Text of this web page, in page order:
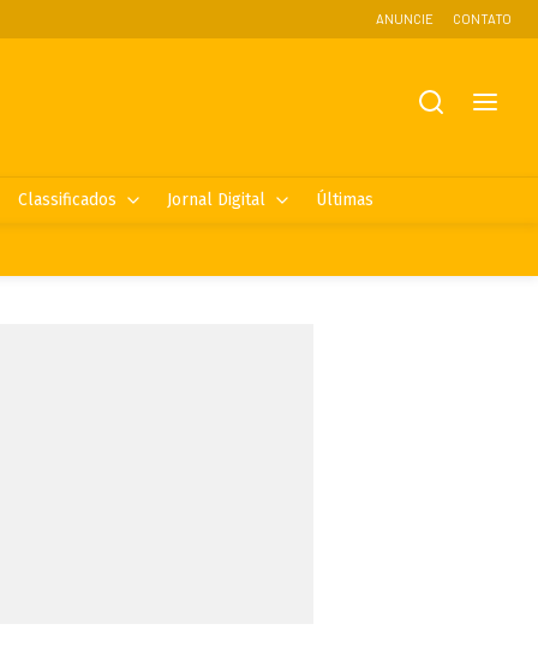
ANUNCIE CONTATO
Classificados Jornal Digital Últimas